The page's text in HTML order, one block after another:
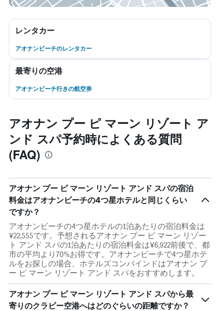
レンタカー
アオナンビーチのレンタカー
最寄りの空港
アオナンビーチ行きの航空券
アオナン プー ピ マーン リゾート ア
ンド スパ予約時によくある質問
(FAQ)
アオナン プー ピ マーン リゾート アンド スパの宿泊
料金はアオナンビーチの4つ星ホテルと同じくらい
ですか？
アオナンビーチの4つ星ホテルの1泊あたりの宿泊料金は
¥22,555です。予想されるアオナン プー ピ マーン リゾー
ト アンド スパの1泊あたりの宿泊料金は¥6,922前後で、都
市の平均より70%お得です。アオナンビーチで4つ星ホテ
ルをお探しの場合、ホテルズコンバインドはアオナン プ
ー ピ マーン リゾート アンド スパをおすすめします。
アオナン プー ピ マーン リゾート アンド スパから最
寄りのクラビー空港へはどのぐらいの距離ですか？